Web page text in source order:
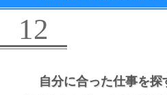
12
自分に合った仕事を探